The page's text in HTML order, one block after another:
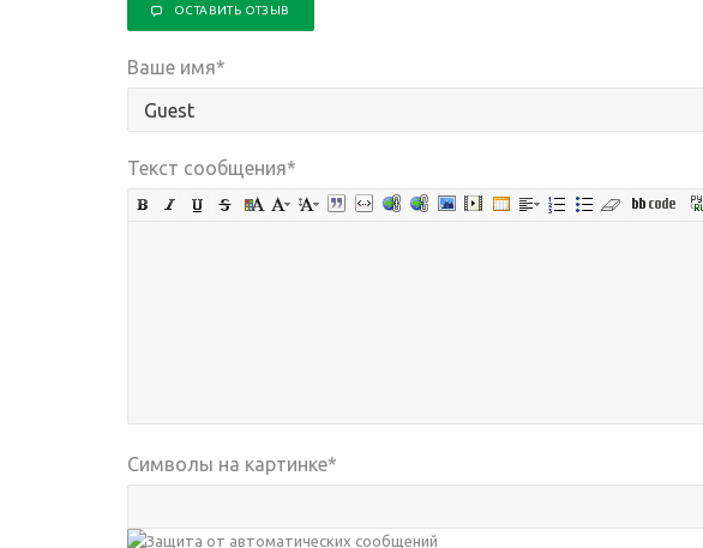
ОСТАВИТЬ ОТЗЫВ
Ваше имя*
Текст сообщения*
Символы на картинке*